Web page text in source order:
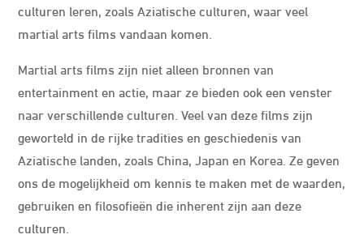
culturen leren, zoals Aziatische culturen, waar veel
martial arts films vandaan komen.
Martial arts films zijn niet alleen bronnen van
entertainment en actie, maar ze bieden ook een venster
naar verschillende culturen. Veel van deze films zijn
geworteld in de rijke tradities en geschiedenis van
Aziatische landen, zoals China, Japan en Korea. Ze geven
ons de mogelijkheid om kennis te maken met de waarden,
gebruiken en filosofieën die inherent zijn aan deze
culturen.